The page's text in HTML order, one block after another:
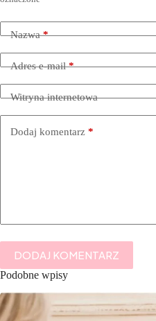
Nazwa*
Adres e-mail*
Witryna internetowa
Dodaj komentarz *
DODAJ KOMENTARZ
Podobne wpisy